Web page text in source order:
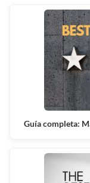
Guía completa: